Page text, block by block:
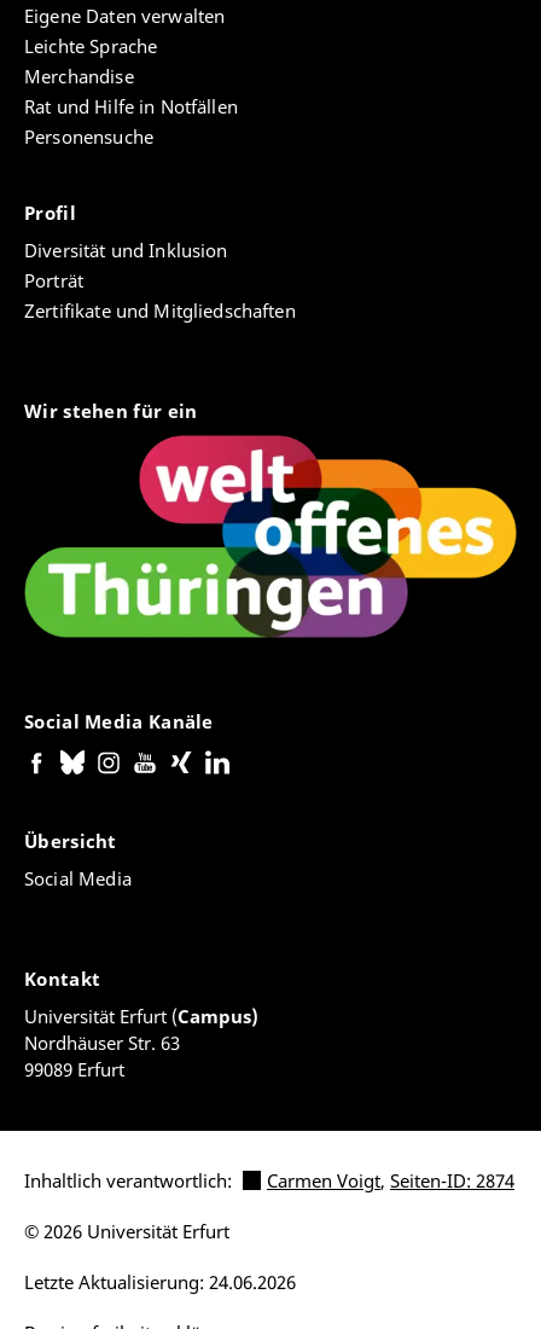
Eigene Daten verwalten
Leichte Sprache
Merchandise
Rat und Hilfe in Notfällen
Personensuche
Profil
Diversität und Inklusion
Porträt
Zertifikate und Mitgliedschaften
Wir stehen für ein
Social Media Kanäle
Übersicht
Social Media
Kontakt
Universität Erfurt (Campus)
Nordhäuser Str. 63
99089 Erfurt
Inhaltlich verantwortlich: Carmen Voigt, Seiten-ID: 2874
Letzte Aktualisierung: 24.06.2026
© 2026 Universität Erfurt